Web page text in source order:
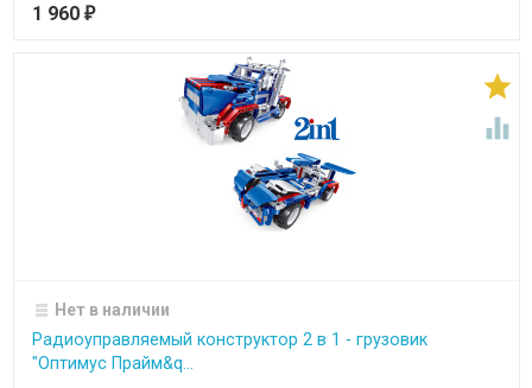
1 960 ₽


Нет в наличии
Радиоуправляемый конструктор 2 в 1 - грузовик
"Оптимус Прайм&q...